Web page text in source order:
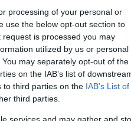
processing of your personal or
use the below opt-out section to
is processed you may
utilized by us or personal
may separately opt-out of the
on the IAB’s list of
to third parties on the IAB’s List of
third parties.
services and may gather and
325